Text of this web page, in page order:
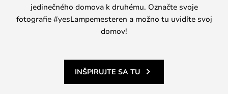
jedinečného domova k druhému. Označte svoje
fotografie #yesLampemesteren a možno tu uvidíte svoj
domov!
INŠPIRUJTE SA TU